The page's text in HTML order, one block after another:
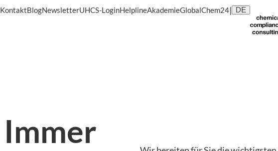
KontaktBlogNewsletterUHCS-LoginHelplineAkademieGlobalChem24| DE
Immer